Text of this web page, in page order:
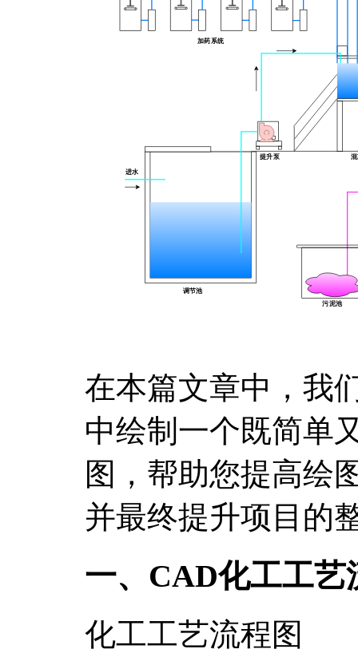
在本篇文章中，我
中绘制一个既简单
图，帮助您提高绘
并最终提升项目的
一、CAD化工工
化工工艺流程图